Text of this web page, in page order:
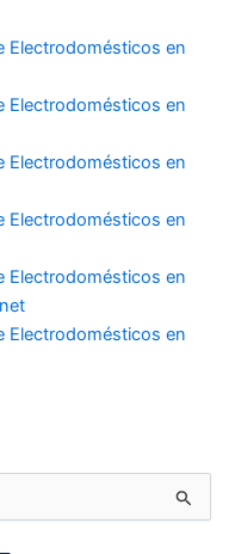
Electrodomésticos en
Electrodomésticos en
Electrodomésticos en
Electrodomésticos en
Electrodomésticos en
Electrodomésticos en